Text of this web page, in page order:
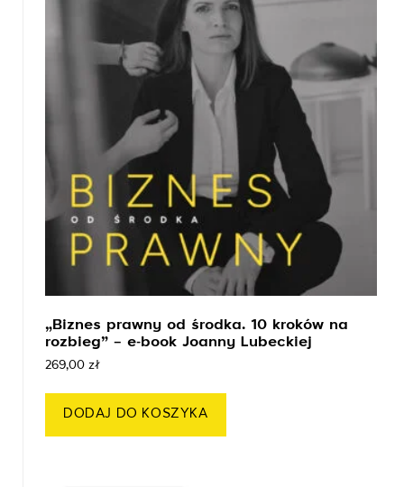
„Biznes prawny od środka. 10 kroków na
rozbieg” – e-book Joanny Lubeckiej
269,00 zł
DODAJ DO KOSZYKA